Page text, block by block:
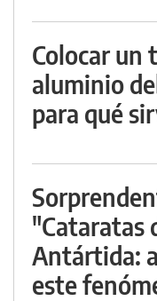
Colocar un
aluminio
para qué
"Cataratas
Antártida:
este